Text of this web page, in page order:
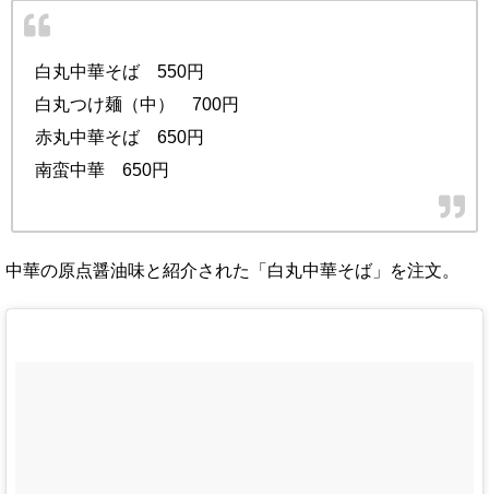
白丸中華そば 550円
白丸つけ麺（中） 700円
赤丸中華そば 650円
南蛮中華 650円
中華の原点醤油味と紹介された「白丸中華そば」を注文。